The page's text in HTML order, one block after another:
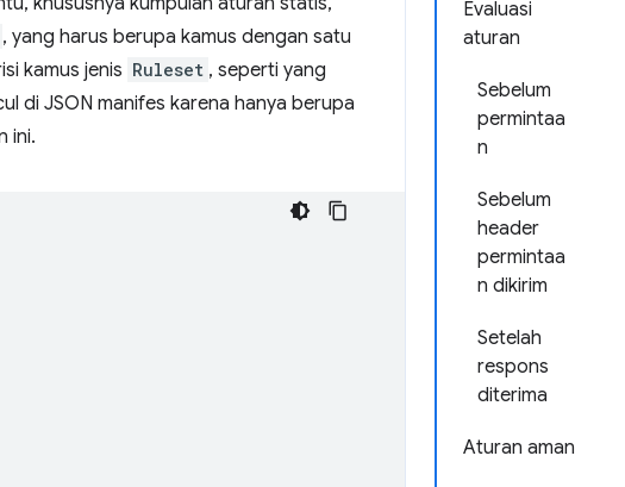
Evaluasi
aturan
Sebelum
permintaa
n
Sebelum
header
permintaa
n dikirim
Setelah
respons
diterima
Aturan aman
, yang harus berupa kamus dengan satu
kamus jenis Ruleset , seperti yang
di JSON manifes karena hanya berupa
ini.